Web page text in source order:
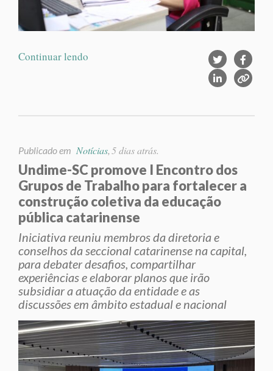
Continuar lendo
Publicado em Notícias, 5 dias atrás.
Undime-SC promove I Encontro dos
Grupos de Trabalho para fortalecer a
construção coletiva da educação
pública catarinense
Iniciativa reuniu membros da diretoria e
conselhos da seccional catarinense na capital,
para debater desafios, compartilhar
experiências e elaborar planos que irão
subsidiar a atuação da entidade e as
discussões em âmbito estadual e nacional